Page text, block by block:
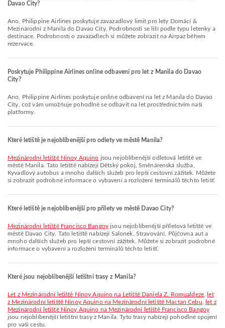
Davao City?
Ano, Philippine Airlines poskytuje zavazadlový limit pro lety Domácí &
Mezinárodní z Manila do Davao City. Podrobnosti se liší podle typu letenky a
destinace. Podrobnosti o zavazadlech si můžete zobrazit na Airpaz během
rezervace.
Poskytuje Philippine Airlines online odbavení pro let z Manila do Davao
City?
Ano, Philippine Airlines poskytuje online odbavení na let z Manila do Davao
City, což vám umožňuje pohodlně se odbavit na let prostřednictvím naší
platformy.
Které letiště je nejoblíbenější pro odlety ve městě Manila?
Mezinárodní letiště Ninoy Aquino jsou nejoblíbenější odletová letiště ve
městě Manila. Tato letiště nabízejí Dětský pokoj, Směnárenská služba,
Kyvadlový autobus a mnoho dalších služeb pro lepší cestovní zážitek. Můžete
si zobrazit podrobné informace o vybavení a rozložení terminálů těchto letišť.
Které letiště je nejoblíbenější pro přílety ve městě Davao City?
Mezinárodní letiště Francisco Bangoy jsou nejoblíbenější příletová letiště ve
městě Davao City. Tato letiště nabízejí Salonek, Stravování, Půjčovna aut a
mnoho dalších služeb pro lepší cestovní zážitek. Můžete si zobrazit podrobné
informace o vybavení a rozložení terminálů těchto letišť.
Které jsou nejoblíbenější letištní trasy z Manila?
let z Mezinárodní letiště Ninoy Aquino na Letiště Daniela Z. Romualdeze,
let
z Mezinárodní letiště Ninoy Aquino na Mezinárodní letiště Mactan Cebu
let z
Mezinárodní letiště Ninoy Aquino na Mezinárodní letiště Francisco Bangoy
jsou nejoblíbenější letištní trasy z Manila. Tyto trasy nabízejí pohodlné spojení
pro vaši cestu.